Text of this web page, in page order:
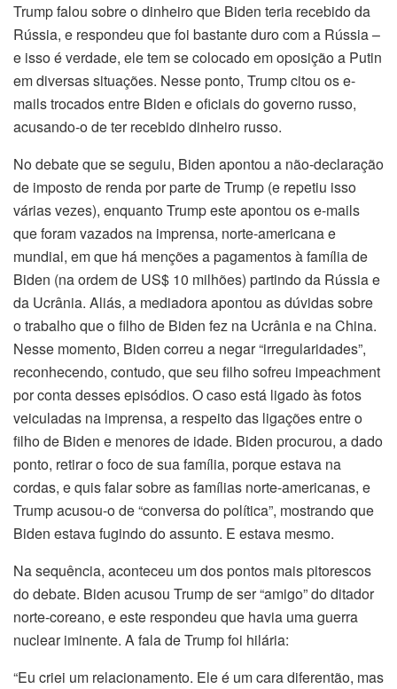
Trump falou sobre o dinheiro que Biden teria recebido da
Rússia, e respondeu que foi bastante duro com a Rússia –
e isso é verdade, ele tem se colocado em oposição a Putin
em diversas situações. Nesse ponto, Trump citou os e-
mails trocados entre Biden e oficiais do governo russo,
acusando-o de ter recebido dinheiro russo.
No debate que se seguiu, Biden apontou a não-declaração
de imposto de renda por parte de Trump (e repetiu isso
várias vezes), enquanto Trump este apontou os e-mails
que foram vazados na imprensa, norte-americana e
mundial, em que há menções a pagamentos à família de
Biden (na ordem de US$ 10 milhões) partindo da Rússia e
da Ucrânia. Aliás, a mediadora apontou as dúvidas sobre
o trabalho que o filho de Biden fez na Ucrânia e na China.
Nesse momento, Biden correu a negar “irregularidades”,
reconhecendo, contudo, que seu filho sofreu impeachment
por conta desses episódios. O caso está ligado às fotos
veiculadas na imprensa, a respeito das ligações entre o
filho de Biden e menores de idade. Biden procurou, a dado
ponto, retirar o foco de sua família, porque estava na
cordas, e quis falar sobre as famílias norte-americanas, e
Trump acusou-o de “conversa do política”, mostrando que
Biden estava fugindo do assunto. E estava mesmo.
Na sequência, aconteceu um dos pontos mais pitorescos
do debate. Biden acusou Trump de ser “amigo” do ditador
norte-coreano, e este respondeu que havia uma guerra
nuclear iminente. A fala de Trump foi hilária:
“Eu criei um relacionamento. Ele é um cara diferentão, mas